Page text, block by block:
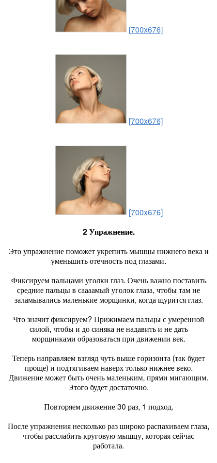
[700x676]
[700x676]
[700x676]
2 Упражнение.
Это упражнение поможет укрепить мышцы нижнего века и
уменьшить отечность под глазами.
Фиксируем пальцами уголки глаз. Очень важно поставить
средние пальцы в саааамый уголок глаза, чтобы там не
заламывались маленькие морщинки, когда щурится глаз.
Что значит фиксируем? Прижимаем пальцы с умеренной
силой, чтобы и до синяка не надавить и не дать
морщинками образоваться при движении век.
Теперь направляем взгляд чуть выше горизонта (так будет
проще) и подтягиваем наверх только нижнее веко.
Движение может быть очень маленьким, прями мигающим.
Этого будет достаточно.
Повторяем движение 30 раз, 1 подход.
После упражнения несколько раз широко распахиваем глаза,
чтобы расслабить круговую мышцу, которая сейчас
работала.